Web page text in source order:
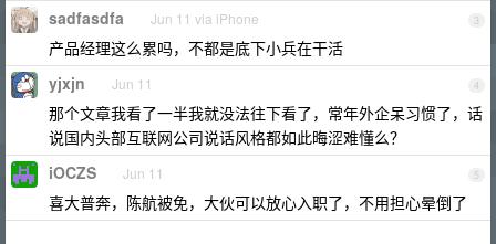
3
sadfasdfa Jun 11 via iPhone
产品经理这么累吗，不都是底下小兵在干活
4
yjxjn Jun 11
那个文章我看了一半我就没法往下看了，常年外企呆习惯了，话
说国内头部互联网公司说话风格都如此晦涩难懂么？
5
iOCZS Jun 11
喜大普奔，陈航被免，大伙可以放心入职了，不用担心晕倒了